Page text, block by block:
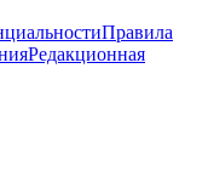
Правила
Редакционная